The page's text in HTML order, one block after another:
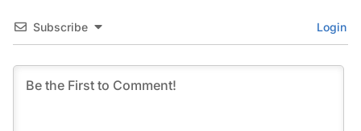
Subscribe Login